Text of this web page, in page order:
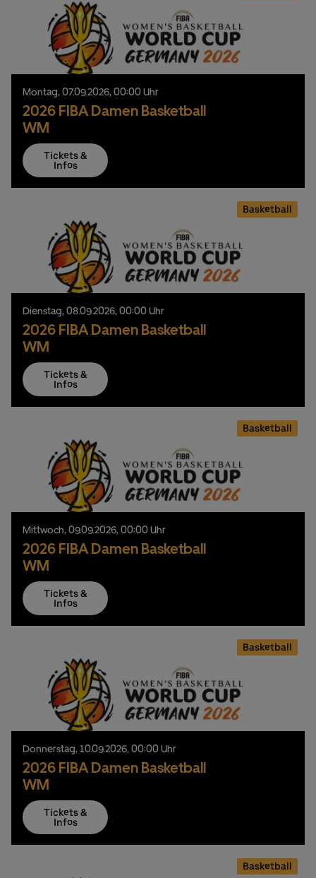
Montag, 07.09.2026, 00:00 Uhr
2026 FIBA Damen Basketball
WM
Tickets &
Infos
Basketball
Dienstag, 08.09.2026, 00:00 Uhr
2026 FIBA Damen Basketball
WM
Tickets &
Infos
Basketball
Mittwoch, 09.09.2026, 00:00 Uhr
2026 FIBA Damen Basketball
WM
Tickets &
Infos
Basketball
Donnerstag, 10.09.2026, 00:00 Uhr
2026 FIBA Damen Basketball
WM
Tickets &
Infos
Basketball